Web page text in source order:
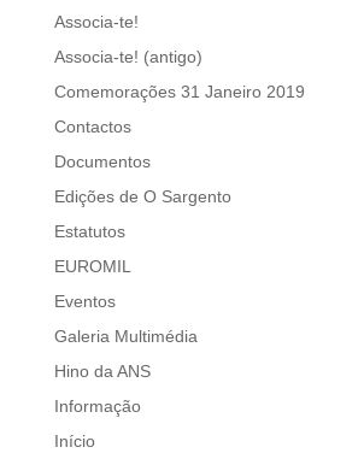
Associa-te!
Associa-te! (antigo)
Comemorações 31 Janeiro 2019
Contactos
Documentos
Edições de O Sargento
Estatutos
EUROMIL
Eventos
Galeria Multimédia
Hino da ANS
Informação
Início